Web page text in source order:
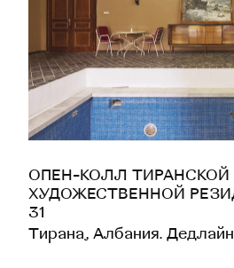
ОПЕН-КОЛЛ ТИРАНСКОЙ
ХУДОЖЕСТВЕННОЙ
31
Тирана, Албания.